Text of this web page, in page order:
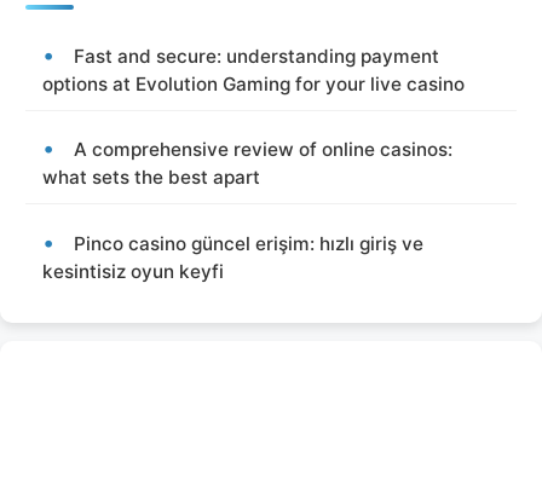
Fast and secure: understanding payment
options at Evolution Gaming for your live casino
A comprehensive review of online casinos:
what sets the best apart
Pinco casino güncel erişim: hızlı giriş ve
kesintisiz oyun keyfi